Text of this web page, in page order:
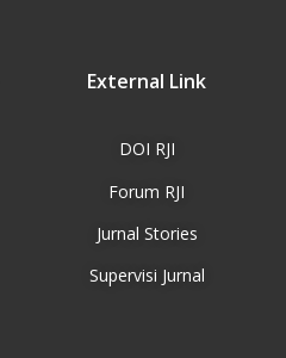
External Link
DOI RJI
Forum RJI
Jurnal Stories
Supervisi Jurnal